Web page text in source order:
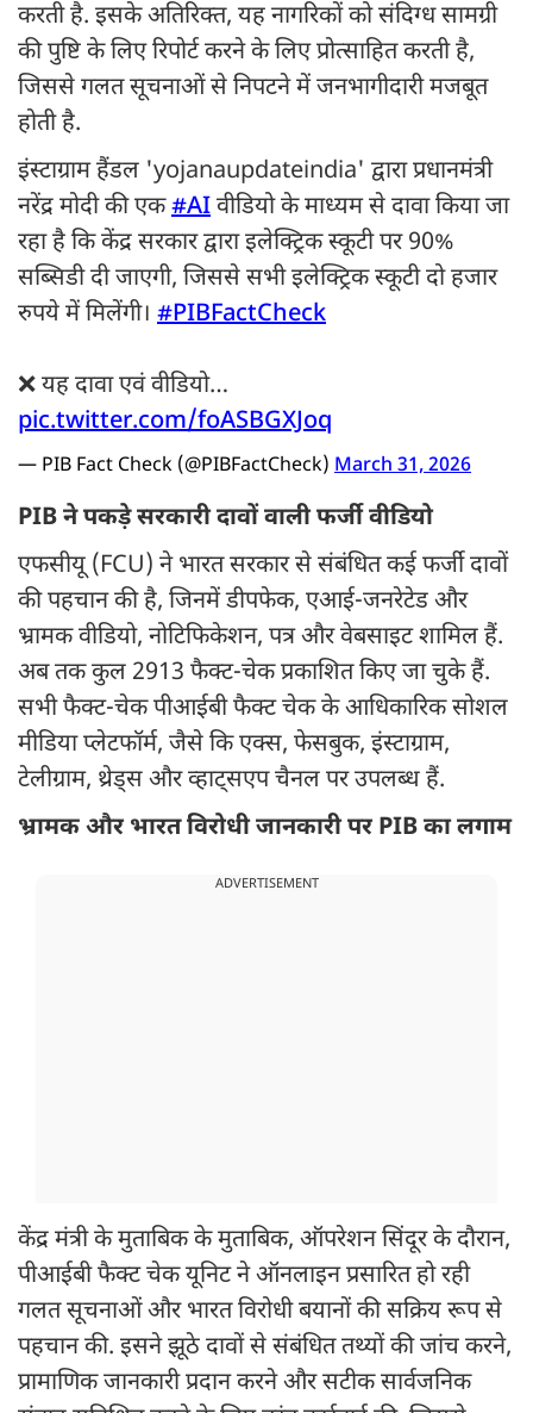
करती है. इसके अतिरिक्त, यह नागरिकों को संदिग्ध सामग्री
की पुष्टि के लिए रिपोर्ट करने के लिए प्रोत्साहित करती है,
जिससे गलत सूचनाओं से निपटने में जनभागीदारी मजबूत
होती है.
इंस्टाग्राम हैंडल 'yojanaupdateindia' द्वारा प्रधानमंत्री
नरेंद्र मोदी की एक#AIवीडियो के माध्यम से दावा किया जा
रहा है कि केंद्र सरकार द्वारा इलेक्ट्रिक स्कूटी पर 90%
सब्सिडी दी जाएगी, जिससे सभी इलेक्ट्रिक स्कूटी दो हजार
रुपये में मिलेंगी। #PIBFactCheck
❌ यह दावा एवं वीडियो…
pic.twitter.com/foASBGXJoq
— PIB Fact Check (@PIBFactCheck) March 31, 2026
PIB ने पकड़े सरकारी दावों वाली फर्जी वीडियो
एफसीयू (FCU) ने भारत सरकार से संबंधित कई फर्जी दावों
की पहचान की है, जिनमें डीपफेक, एआई-जनरेटेड और
भ्रामक वीडियो, नोटिफिकेशन, पत्र और वेबसाइट शामिल हैं.
अब तक कुल 2913 फैक्ट-चेक प्रकाशित किए जा चुके हैं.
सभी फैक्ट-चेक पीआईबी फैक्ट चेक के आधिकारिक सोशल
मीडिया प्लेटफॉर्म, जैसे कि एक्‍स, फेसबुक, इंस्टाग्राम,
टेलीग्राम, थ्रेड्स और व्हाट्सएप चैनल पर उपलब्ध हैं.
भ्रामक और भारत विरोधी जानकारी पर PIB का लगाम
ADVERTISEMENT
केंद्र मंत्री के मुताबिक के मुताबिक, ऑपरेशन सिंदूर के दौरान,
पीआईबी फैक्ट चेक यूनिट ने ऑनलाइन प्रसारित हो रही
गलत सूचनाओं और भारत विरोधी बयानों की सक्रिय रूप से
पहचान की. इसने झूठे दावों से संबंधित तथ्‍यों की जांच करने,
प्रामाणिक जानकारी प्रदान करने और सटीक सार्वजनिक